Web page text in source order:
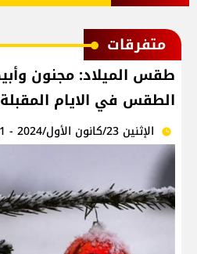
متفرقات
طقس الميلاد: مجنون
الطقس في الايام المقبلة
الإثنين 23/كانون الأول/2024 - 04:21 م